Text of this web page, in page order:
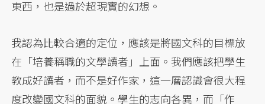
東西，也是過於超現實的幻想。
我認為比較合適的定位，應該是將國文科的目標放
在「培養稱職的文學讀者」上面。我們應該把學生
教成好讀者，而不是好作家，這一層認識會很大程
度改變國文科的面貌。學生的志向各異，而「作